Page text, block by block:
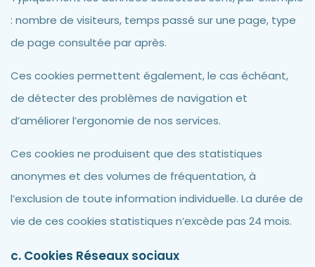
: nombre de visiteurs, temps passé sur une page, type
de page consultée par après.
Ces cookies permettent également, le cas échéant,
de détecter des problèmes de navigation et
d’améliorer l’ergonomie de nos services.
Ces cookies ne produisent que des statistiques
anonymes et des volumes de fréquentation, à
l’exclusion de toute information individuelle. La durée de
vie de ces cookies statistiques n’excède pas 24 mois.
c. Cookies Réseaux sociaux